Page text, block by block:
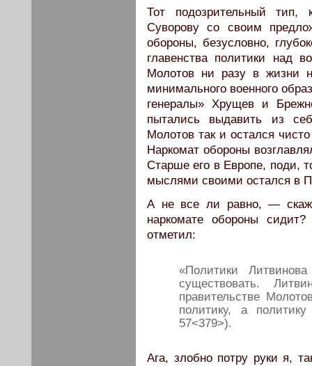
Тот подозрительный тип,
Суворову со своим
обороны, безусловно,
главенства политики над
Молотов ни разу в
минимального военного
генералы» Хрущев и
пытались выдавить из
Молотов так и остался
Наркомат обороны
Старше его в Европе, поди,
мыслями своими остался в
А не все ли равно, —
наркомате обороны
отметил:
«Политики
существовать.
правительстве
политику, а
57<379>).
Ага, злобно потру руки я,